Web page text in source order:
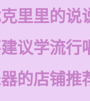
里里的说
议学流行
的店铺推